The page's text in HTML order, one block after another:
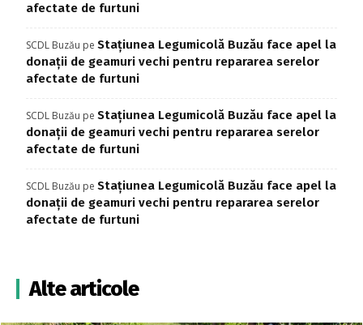
afectate de furtuni
SCDL Buzău pe Stațiunea Legumicolă Buzău face apel la
donații de geamuri vechi pentru repararea serelor
afectate de furtuni
SCDL Buzău pe Stațiunea Legumicolă Buzău face apel la
donații de geamuri vechi pentru repararea serelor
afectate de furtuni
SCDL Buzău pe Stațiunea Legumicolă Buzău face apel la
donații de geamuri vechi pentru repararea serelor
afectate de furtuni
Alte articole